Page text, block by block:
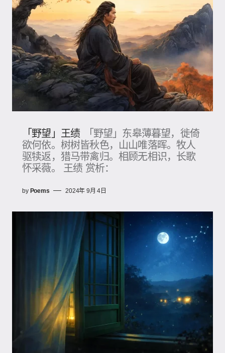
「野望」王绩
「野望」东皋薄暮望，徙倚
欲何依。树树皆秋色，山山唯落晖。牧人
驱犊返，猎马带禽归。相顾无相识，长歌
怀采薇。 王绩 赏析：
by Poems 2024年 9月 4日